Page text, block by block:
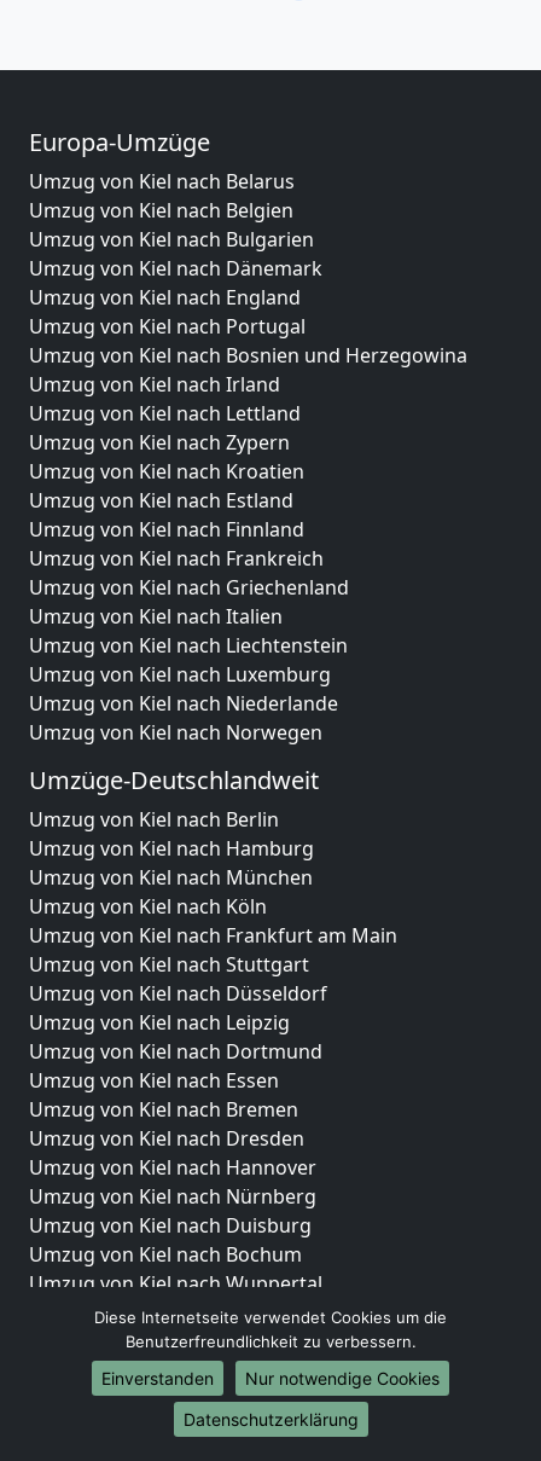
Europa-Umzüge
Umzug von Kiel nach Belarus
Umzug von Kiel nach Belgien
Umzug von Kiel nach Bulgarien
Umzug von Kiel nach Dänemark
Umzug von Kiel nach England
Umzug von Kiel nach Portugal
Umzug von Kiel nach Bosnien und Herzegowina
Umzug von Kiel nach Irland
Umzug von Kiel nach Lettland
Umzug von Kiel nach Zypern
Umzug von Kiel nach Kroatien
Umzug von Kiel nach Estland
Umzug von Kiel nach Finnland
Umzug von Kiel nach Frankreich
Umzug von Kiel nach Griechenland
Umzug von Kiel nach Italien
Umzug von Kiel nach Liechtenstein
Umzug von Kiel nach Luxemburg
Umzug von Kiel nach Niederlande
Umzug von Kiel nach Norwegen
Umzüge-Deutschlandweit
Umzug von Kiel nach Berlin
Umzug von Kiel nach Hamburg
Umzug von Kiel nach München
Umzug von Kiel nach Köln
Umzug von Kiel nach Frankfurt am Main
Umzug von Kiel nach Stuttgart
Umzug von Kiel nach Düsseldorf
Umzug von Kiel nach Leipzig
Umzug von Kiel nach Dortmund
Umzug von Kiel nach Essen
Umzug von Kiel nach Bremen
Umzug von Kiel nach Dresden
Umzug von Kiel nach Hannover
Umzug von Kiel nach Nürnberg
Umzug von Kiel nach Duisburg
Umzug von Kiel nach Bochum
Umzug von Kiel nach Wuppertal
Umzug von Kiel nach Bielefeld
Umzug von Kiel nach Bonn
Umzug von Kiel nach Münster
Internationale-Umzüge
Diese Internetseite verwendet Cookies um die
Benutzerfreundlichkeit zu verbessern.
Einverstanden
Nur notwendige Cookies
Datenschutzerklärung